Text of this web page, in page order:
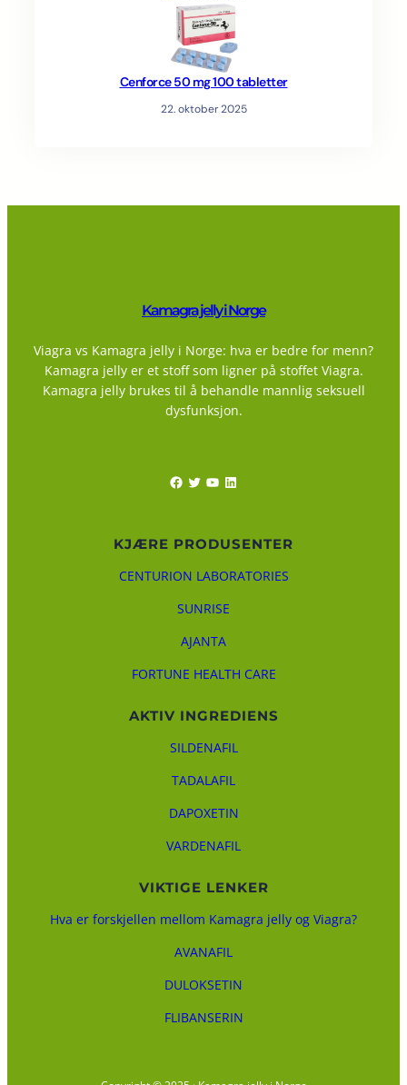
Cenforce 50 mg 100 tabletter
22. oktober 2025
Kamagra jelly i Norge
Viagra vs Kamagra jelly i Norge: hva er bedre for menn?
Kamagra jelly er et stoff som ligner på stoffet Viagra.
Kamagra jelly brukes til å behandle mannlig seksuell
dysfunksjon.
Facebook Twitter YouTube LinkedIn
KJÆRE PRODUSENTER
CENTURION LABORATORIES
SUNRISE
AJANTA
FORTUNE HEALTH CARE
AKTIV INGREDIENS
SILDENAFIL
TADALAFIL
DAPOXETIN
VARDENAFIL
VIKTIGE LENKER
Hva er forskjellen mellom Kamagra jelly og Viagra?
AVANAFIL
DULOKSETIN
FLIBANSERIN